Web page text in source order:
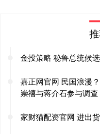
金投策略 秘鲁总统候
嘉正网官网 民国浪漫
崇禧与蒋介石参与调查
家财猫配资官网 进出